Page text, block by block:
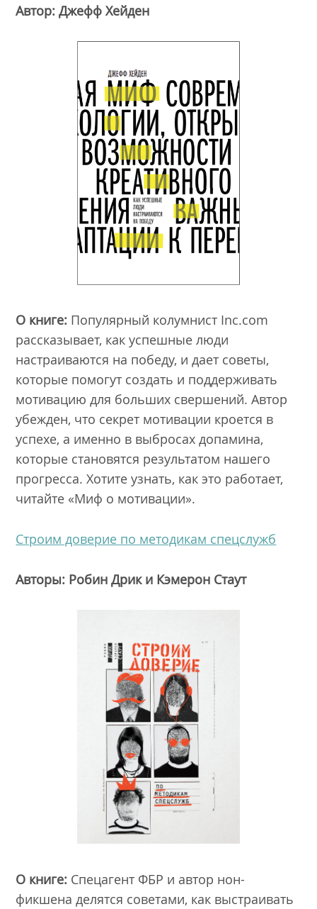
Автор: Джефф Хейден
О книге: Популярный колумнист Inc.com
рассказывает, как успешные люди
настраиваются на победу, и дает советы,
которые помогут создать и поддерживать
мотивацию для больших свершений. Автор
убежден, что секрет мотивации кроется в
успехе, а именно в выбросах допамина,
которые становятся результатом нашего
прогресса. Хотите узнать, как это работает,
читайте «Миф о мотивации».
Строим доверие по методикам спецслужб
Авторы: Робин Дрик и Кэмерон Стаут
О книге: Спецагент ФБР и автор нон-
фикшена делятся советами, как выстраивать